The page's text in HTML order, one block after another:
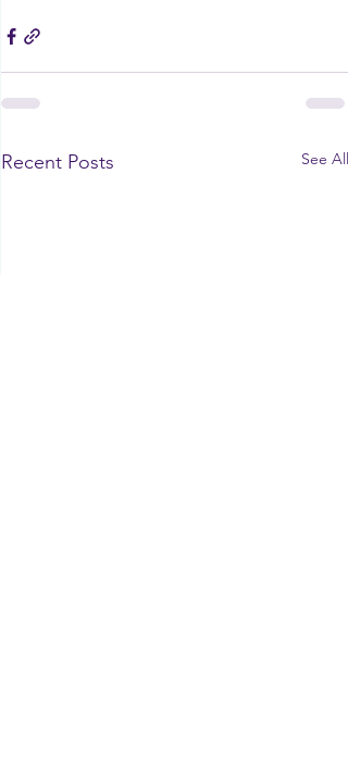
Recent Posts See All